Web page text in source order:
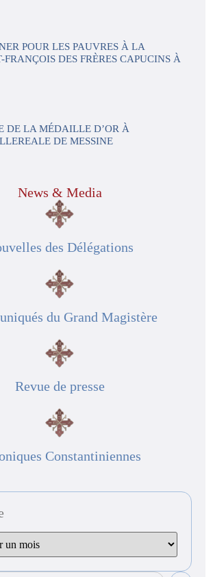
POUR LES PAUVRES À LA
DES FRÈRES CAPUCINS À
DE LA MÉDAILLE D’OR À
DE MESSINE
News & Media
des Délégations
du Grand Magistère
Revue de presse
Constantiniennes